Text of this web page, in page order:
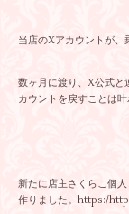
当店のXアカウントが、
数ヶ月に渡り、X公式と
カウントを戻すことは叶
新たに店主さくらこ個
作りました。 https:/